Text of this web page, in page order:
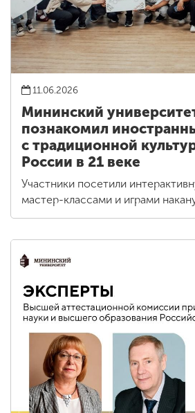
11.06.2026
Мининский
познакомил
с традиционной
России в 21 веке
Участники посетили
мастер-классами и играми